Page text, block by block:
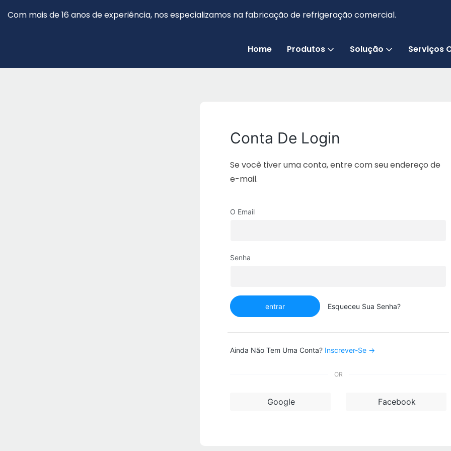
Com mais de 16 anos de experiência, nos especializamos na fabricação de refrigeração comercial.
Home Produtos Solução Serviços
Conta De Login
Se você tiver uma conta, entre com seu endereço de
e-mail.
O Email
Senha
entrar Esqueceu Sua Senha?
Ainda Não Tem Uma Conta? Inscrever-Se →
OR
Google Facebook